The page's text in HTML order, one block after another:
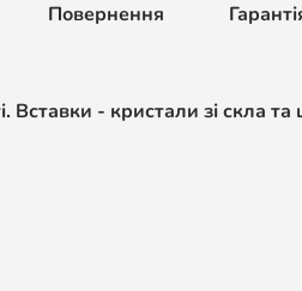
Повернення
Вставки - кристали зі скла та